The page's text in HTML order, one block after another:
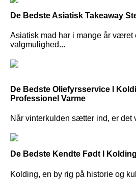
De Bedste Asiatisk Takeaway
Asiatisk mad har i mange år
valgmulighed...
De Bedste Oliefyrsservice I
Professionel Varme
Når vinterkulden sætter ind, er det
De Bedste Kendte Født I Kolding
Kolding, en by rig på historie og